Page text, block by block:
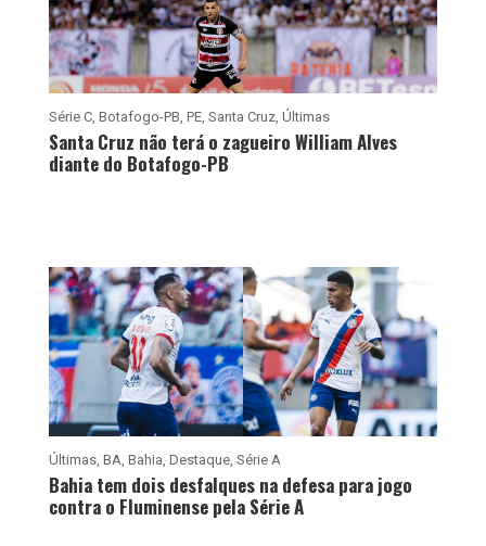
Série C, Botafogo-PB, PE, Santa Cruz, Últimas
Santa Cruz não terá o zagueiro William Alves
diante do Botafogo-PB
Últimas, BA, Bahia, Destaque, Série A
Bahia tem dois desfalques na defesa para jogo
contra o Fluminense pela Série A